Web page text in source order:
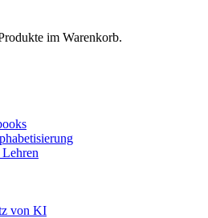
im Warenkorb.
von KI